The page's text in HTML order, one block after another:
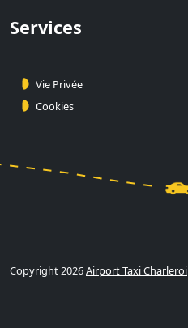
Services
Vie Privée
Cookies
Copyright 2026Airport Taxi Charleroi